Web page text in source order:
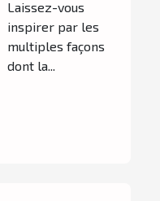
Laissez-vous
inspirer par les
multiples façons
dont la...